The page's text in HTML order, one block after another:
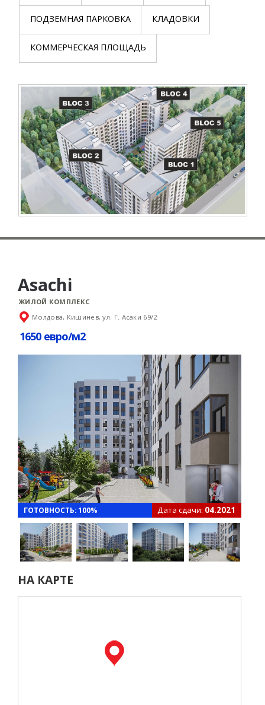
ПОДЗЕМНАЯ ПАРКОВКА КЛАДОВКИ
КОММЕРЧЕСКАЯ ПЛОЩАДЬ
Asachi
ЖИЛОЙ КОМПЛЕКС
Молдова, Кишинев, ул. Г. Асаки 69/2
1650 евро/м2
ГОТОВНОСТЬ: 100% Дата сдачи: 04.2021
НА КАРТЕ